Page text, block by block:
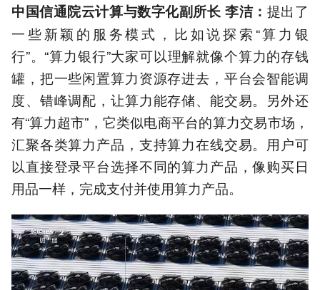
中国信通院云计算与数字化副所长 李洁： 提出了
一些新颖的服务模式，比如说探索“算力银
行”。“算力银行”大家可以理解就像个算力的存钱
罐，把一些闲置算力资源存进去，平台会智能调
度、错峰调配，让算力能存储、能交易。另外还
有“算力超市”，它类似电商平台的算力交易市场，
汇聚各类算力产品，支持算力在线交易。用户可
以直接登录平台选择不同的算力产品，像购买日
用品一样，完成支付并使用算力产品。